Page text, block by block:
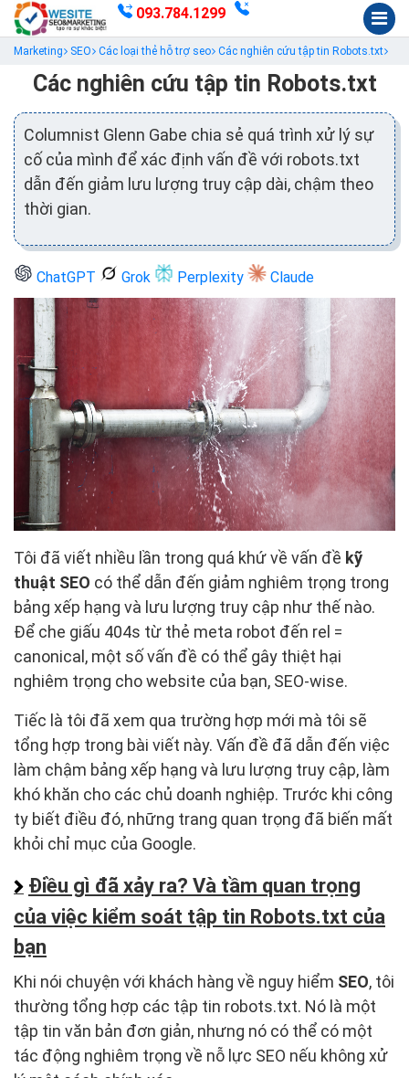
093.784.1299
Marketing SEO Các loại thẻ hỗ trợ seo Các nghiên cứu tập tin Robots.txt
Các nghiên cứu tập tin Robots.txt
Columnist Glenn Gabe chia sẻ quá trình xử lý sự
cố của mình để xác định vấn đề với robots.txt
dẫn đến giảm lưu lượng truy cập dài, chậm theo
thời gian.
ChatGPT Grok Perplexity Claude
Tôi đã viết nhiều lần trong quá khứ về vấn đề kỹ
thuật SEO có thể dẫn đến giảm nghiêm trọng trong
bảng xếp hạng và lưu lượng truy cập như thế nào.
Để che giấu 404s từ thẻ meta robot đến rel =
canonical, một số vấn đề có thể gây thiệt hại
nghiêm trọng cho website của bạn, SEO-wise.
Tiếc là tôi đã xem qua trường hợp mới mà tôi sẽ
tổng hợp trong bài viết này. Vấn đề đã dẫn đến việc
làm chậm bảng xếp hạng và lưu lượng truy cập, làm
khó khăn cho các chủ doanh nghiệp. Trước khi công
ty biết điều đó, những trang quan trọng đã biến mất
khỏi chỉ mục của Google.
Điều gì đã xảy ra? Và tầm quan trọng
của việc kiểm soát tập tin Robots.txt của
bạn
Khi nói chuyện với khách hàng về nguy hiểm SEO, tôi
thường tổng hợp các tập tin robots.txt. Nó là một
tập tin văn bản đơn giản, nhưng nó có thể có một
tác động nghiêm trọng về nỗ lực SEO nếu không xử